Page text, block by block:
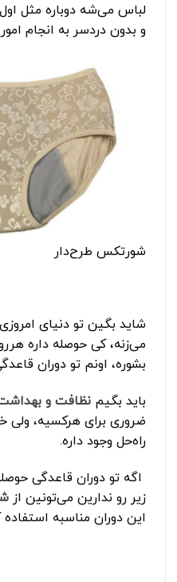
لباس می‌شه دوباره مثل
و بدون دردسر به انجام
شورتکس طرح‌دار
شاید بگین تو دنیای
می‌زنه، کی حوصله داره
بشوره، اونم تو دوران
باید بگیم نظافت و
ضروری برای هرکسیه، ولی
راه‌حل وجود داره.
اگه تو دوران قاعدگی
زیر رو ندارین می‌تونین از
این دوران مناسبه